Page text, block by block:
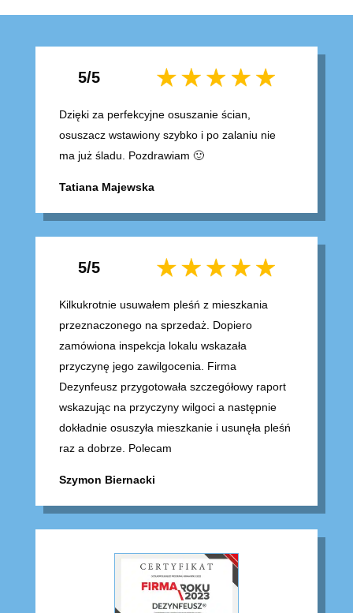
5/5
Dzięki za perfekcyjne osuszanie ścian,
osuszacz wstawiony szybko i po zalaniu nie
ma już śladu. Pozdrawiam 🙂
Tatiana Majewska
5/5
Kilkukrotnie usuwałem pleśń z mieszkania
przeznaczonego na sprzedaż. Dopiero
zamówiona inspekcja lokalu wskazała
przyczynę jego zawilgocenia. Firma
Dezynfeusz przygotowała szczegółowy raport
wskazując na przyczyny wilgoci a następnie
dokładnie osuszyła mieszkanie i usunęła pleśń
raz a dobrze. Polecam
Szymon Biernacki